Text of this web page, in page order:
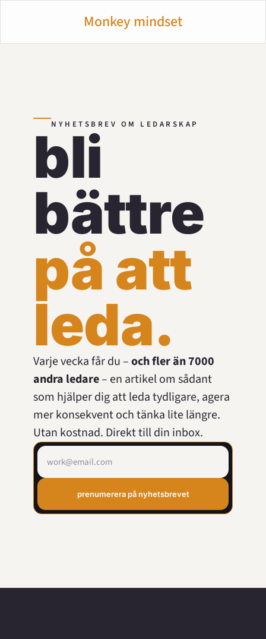
Monkey mindset
bli
bättre
på att
leda.
Varje vecka får du – och fler än 7000
andra ledare – en artikel om sådant
som hjälper dig att leda tydligare, agera
mer konsekvent och tänka lite längre.
Utan kostnad. Direkt till din inbox.
prenumerera på nyhetsbrevet